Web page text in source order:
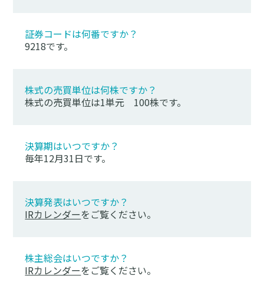
証券コードは何番ですか？
9218です。
株式の売買単位は何株ですか？
株式の売買単位は1単元 100株です。
決算期はいつですか？
毎年12月31日です。
決算発表はいつですか？
IRカレンダーをご覧ください。
株主総会はいつですか？
IRカレンダーをご覧ください。